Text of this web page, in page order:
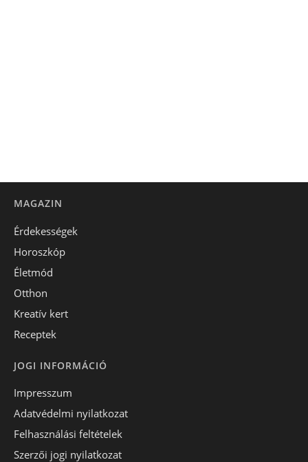
MAGAZIN
Érdekességek
Horoszkóp
Életmód
Otthon
Kreatív kert
Receptek
JOGI INFORMÁCIÓ
Impresszum
Adatvédelmi nyilatkozat
Felhasználási feltételek
Szerzői jogi nyilatkozat